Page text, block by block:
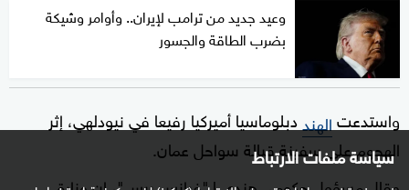
سياسة ملفات الارتباط
وعيد جديد من ترامب لإيران.. وأوامر وشيكة
بضرب الطاقة والجسور
واستدعتالهنددبلوماسيا أميركيا رفيعا في نيودلهي، إثر
الهجوم على سفينة قبالة سواحل عمان.